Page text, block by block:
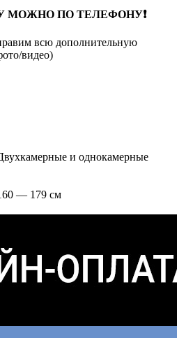
МОЖНО ПО ТЕЛЕФОНУ❗
всю дополнительную
видео)
и однокамерные
— 179 см